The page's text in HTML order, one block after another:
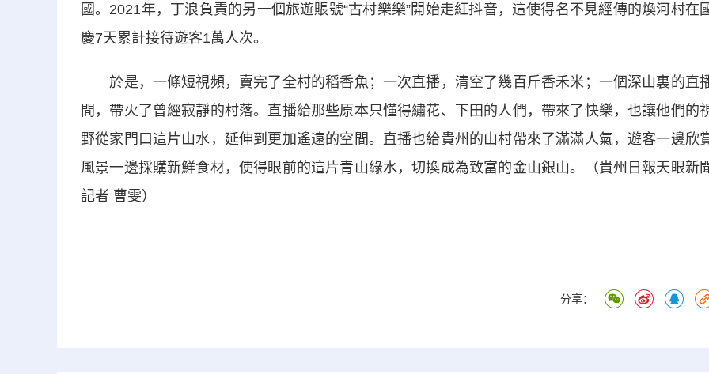
國。2021年，丁浪負責的另一個旅遊賬號“古村樂樂”開始走紅抖音，這使得名不見經傳的煥河村在
慶7天累計接待遊客1萬人次。
於是，一條短視頻，賣完了全村的稻香魚；一次直播，清空了幾百斤香禾米；一個深山裏的直
間，帶火了曾經寂靜的村落。直播給那些原本只懂得繡花、下田的人們，帶來了快樂，也讓他們的
野從家門口這片山水，延伸到更加遙遠的空間。直播也給貴州的山村帶來了滿滿人氣，遊客一邊欣
風景一邊採購新鮮食材，使得眼前的這片青山綠水，切換成為致富的金山銀山。（貴州日報天眼新
記者 曹雯）
分享：